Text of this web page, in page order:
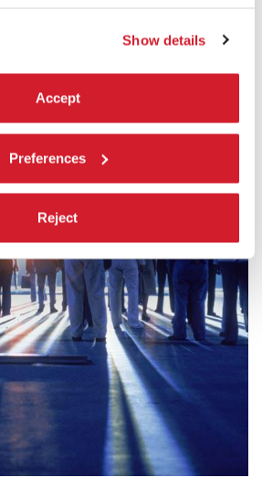
Show details
Accept
Preferences
Reject